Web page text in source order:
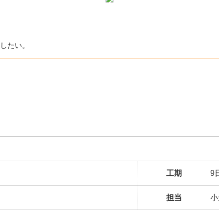
たい。
工期 9
担当